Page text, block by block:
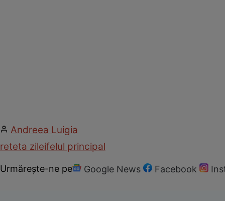
Andreea Luigia
reteta zileifelul principal
Urmărește-ne pe Google News Facebook